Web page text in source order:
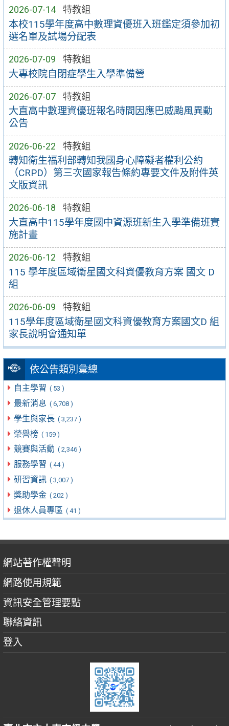
2026-07-14 特教組
本校115學年度高中數理資優班入班鑑定須參加初
選名單及試場分配表
2026-07-09 特教組
大專校院自閉症學生入學準備營
2026-07-07 特教組
大直高中數理資優班報名時間因應巴威颱風異動
公告
2026-06-22 特教組
轉知衛生福利部轉知我國身心障礙者權利公約
（CRPD）第三次國家報告條約專要文件及附件英
文版資訊
2026-06-18 特教組
大直高中115學年度國中資源班新生入學準備班實
施計畫
2026-06-12 特教組
115 學年度區域衛星國文科資優教育方案 國文 D
組
2026-06-09 特教組
115學年度區域衛星國文科資優教育方案國文D 組
家長說明會通知單
依公告類別彙總
自主學習 ( 53 )
最新消息 ( 6,708 )
學生與家長 ( 3,237 )
榮譽榜 ( 159 )
競賽與活動 ( 2,346 )
服務學習 ( 44 )
研習資訊 ( 3,007 )
獎助學金 ( 202 )
退休人員專區 ( 41 )
網站著作權聲明
網路使用規範
資訊安全管理要點
聯絡資訊
登入